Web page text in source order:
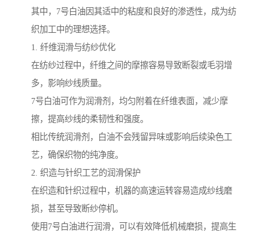
其中，7号白油因其适中的粘度和良好的渗透性，成为纺
织加工中的理想选择。
1. 纤维润滑与纺纱优化
在纺纱过程中，纤维之间的摩擦容易导致断裂或毛羽增
多，影响纱线质量。
7号白油可作为润滑剂，均匀附着在纤维表面，减少摩
擦，提高纱线的柔韧性和强度。
相比传统润滑剂，白油不会残留异味或影响后续染色工
艺，确保织物的纯净度。
2. 织造与针织工艺的润滑保护
在织造和针织过程中，机器的高速运转容易造成纱线磨
损，甚至导致断纱停机。
使用7号白油进行润滑，可以有效降低机械磨损，提高生